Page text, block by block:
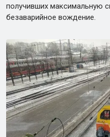
получивших максимальную
безаварийное вождение.